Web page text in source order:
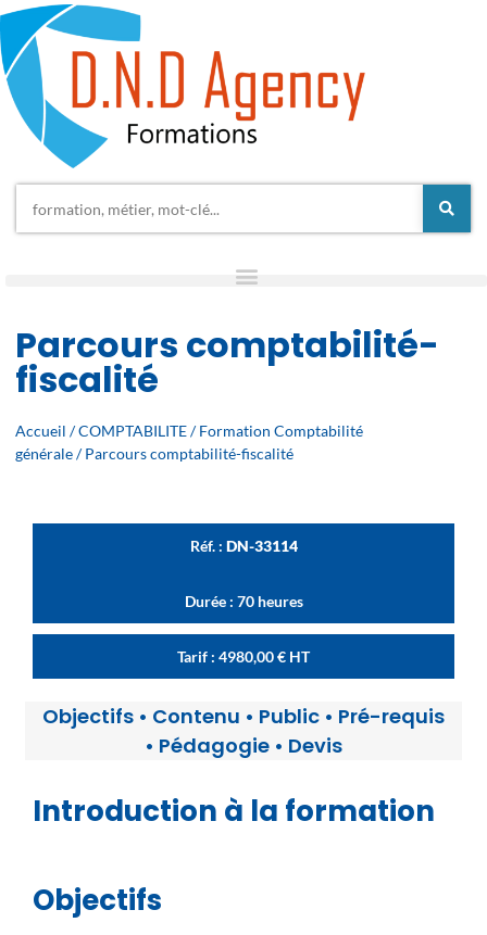
Parcours comptabilité-
fiscalité
Accueil /COMPTABILITE/Formation Comptabilité
générale/ Parcours comptabilité-fiscalité
Réf. : DN-33114
Durée : 70 heures
Tarif : 4980,00€ HT
Objectifs • Contenu • Public • Pré-requis
• Pédagogie • Devis
Introduction à la formation
Objectifs